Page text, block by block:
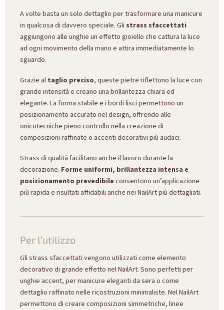
A volte basta un solo dettaglio per trasformare una manicure
in qualcosa di davvero speciale. Gli strass sfaccettati
aggiungono alle unghie un effetto gioiello che cattura la luce
ad ogni movimento della mano e attira immediatamente lo
sguardo.
Grazie al taglio preciso, queste pietre riflettono la luce con
grande intensità e creano una brillantezza chiara ed
elegante. La forma stabile e i bordi lisci permettono un
posizionamento accurato nel design, offrendo alle
onicotecniche pieno controllo nella creazione di
composizioni raffinate o accenti decorativi più audaci.
Strass di qualità facilitano anche il lavoro durante la
decorazione. Forme uniformi, brillantezza intensa e
posizionamento prevedibile consentono un’applicazione
più rapida e risultati affidabili anche nei NailArt più dettagliati.
Per l’utilizzo
Gli strass sfaccettati vengono utilizzati come elemento
decorativo di grande effetto nel NailArt. Sono perfetti per
unghie accent, per manicure eleganti da sera o come
dettaglio raffinato nelle ricostruzioni minimaliste. Nel NailArt
permettono di creare composizioni simmetriche, linee